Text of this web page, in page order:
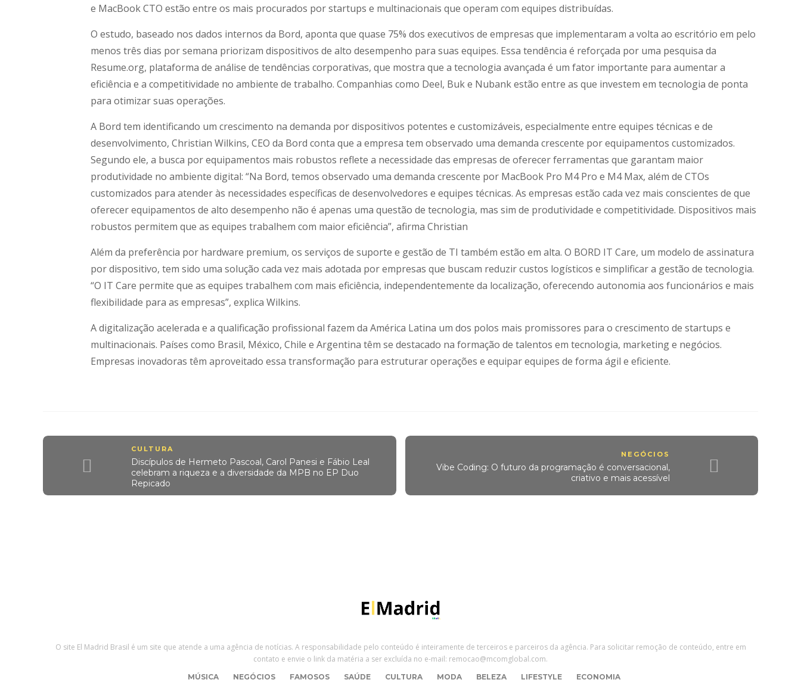
e MacBook CTO estão entre os mais procurados por startups e multinacionais que operam com equipes distribuídas.
O estudo, baseado nos dados internos da Bord, aponta que quase 75% dos executivos de empresas que implementaram a volta ao escritório em pelo
menos três dias por semana priorizam dispositivos de alto desempenho para suas equipes. Essa tendência é reforçada por uma pesquisa da
Resume.org, plataforma de análise de tendências corporativas, que mostra que a tecnologia avançada é um fator importante para aumentar a
eficiência e a competitividade no ambiente de trabalho. Companhias como Deel, Buk e Nubank estão entre as que investem em tecnologia de ponta
para otimizar suas operações.
A Bord tem identificando um crescimento na demanda por dispositivos potentes e customizáveis, especialmente entre equipes técnicas e de
desenvolvimento, Christian Wilkins, CEO da Bord conta que a empresa tem observado uma demanda crescente por equipamentos customizados.
Segundo ele, a busca por equipamentos mais robustos reflete a necessidade das empresas de oferecer ferramentas que garantam maior
produtividade no ambiente digital: “Na Bord, temos observado uma demanda crescente por MacBook Pro M4 Pro e M4 Max, além de CTOs
customizados para atender às necessidades específicas de desenvolvedores e equipes técnicas. As empresas estão cada vez mais conscientes de que
oferecer equipamentos de alto desempenho não é apenas uma questão de tecnologia, mas sim de produtividade e competitividade. Dispositivos mais
robustos permitem que as equipes trabalhem com maior eficiência”, afirma Christian
Além da preferência por hardware premium, os serviços de suporte e gestão de TI também estão em alta. O BORD IT Care, um modelo de assinatura
por dispositivo, tem sido uma solução cada vez mais adotada por empresas que buscam reduzir custos logísticos e simplificar a gestão de tecnologia.
“O IT Care permite que as equipes trabalhem com mais eficiência, independentemente da localização, oferecendo autonomia aos funcionários e mais
flexibilidade para as empresas”, explica Wilkins.
A digitalização acelerada e a qualificação profissional fazem da América Latina um dos polos mais promissores para o crescimento de startups e
multinacionais. Países como Brasil, México, Chile e Argentina têm se destacado na formação de talentos em tecnologia, marketing e negócios.
Empresas inovadoras têm aproveitado essa transformação para estruturar operações e equipar equipes de forma ágil e eficiente.
CULTURA
Discípulos de Hermeto Pascoal, Carol Panesi e Fábio Leal
celebram a riqueza e a diversidade da MPB no EP Duo
Repicado
NEGÓCIOS
Vibe Coding: O futuro da programação é conversacional,
criativo e mais acessível
O site El Madrid Brasil é um site que atende a uma agência de notícias. A responsabilidade pelo conteúdo é inteiramente de terceiros e parceiros da agência. Para solicitar remoção de conteúdo, entre em
contato e envie o link da matéria a ser excluída no e-mail: remocao@mcomglobal.com.
MÚSICA NEGÓCIOS FAMOSOS SAÚDE CULTURA MODA BELEZA LIFESTYLE ECONOMIA